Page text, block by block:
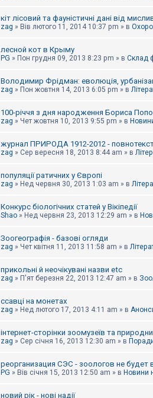
кіт лісовий та фауністичні дані від
zag » Вів лютого 11, 2014 10:37 pm » в
лесной кот в Крыму
PG » Пон грудня 09, 2013 8:23 pm » в Склад
Володимир Фрідман: еволюція,
zag » Пон жовтня 14, 2013 6:05 pm » в
100-річчя з дня народження Бориса
zag » Чет жовтня 10, 2013 9:55 pm » в
журнал ПРИРОДА 1912-2012 -
zag » Сер вересня 18, 2013 8:44 am » в
популяції ратичних у Європі
zag » Нед червня 30, 2013 1:03 am » в
Конкурс біологічних статей у Вікіпедії
Shao » Нед червня 23, 2013 12:29 am » в
Зоогеографія - базові огляди
zag » Чет квітня 11, 2013 11:58 am » в
прикольні й неочікувані назви etc
zag » П'ят березня 22, 2013 12:47 am » в
ссавці на монетах
zag » Нед лютого 17, 2013 4:11 am » в
інтернет-сторінки зоомузеїв та
zag » Сер січня 16, 2013 12:30 am » в
реорганизация СЭС - зоологов не будет
PG » Вів січня 15, 2013 12:50 am » в Новини
новий рік - нові надії